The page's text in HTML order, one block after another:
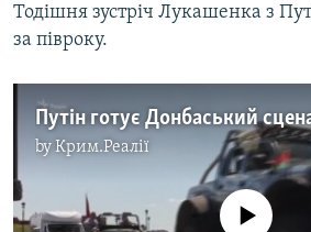
Тодішня зустріч Лукашенка з
за півроку.
byКрим.Реалії
No media source